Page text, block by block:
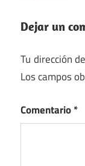
Dejar un
Tu dirección
Los campos
Comentario*